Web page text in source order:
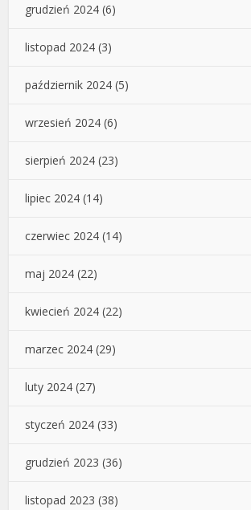
grudzień 2024 (6)
listopad 2024 (3)
październik 2024 (5)
wrzesień 2024 (6)
sierpień 2024 (23)
lipiec 2024 (14)
czerwiec 2024 (14)
maj 2024 (22)
kwiecień 2024 (22)
marzec 2024 (29)
luty 2024 (27)
styczeń 2024 (33)
grudzień 2023 (36)
listopad 2023 (38)